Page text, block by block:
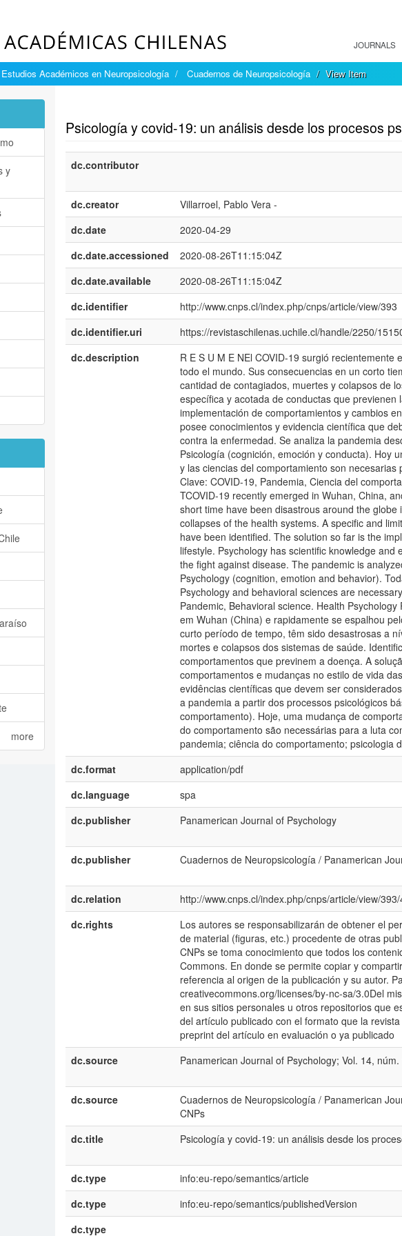
JOURNALS
Académicos en Neuropsicología Cuadernos de Neuropsicología View Item
Psicología y covid-19: un análisis desde los procesos
dc.contributor
dc.creator
Villarroel, Pablo Vera -
dc.date
2020-04-29
dc.date.accessioned
2020-08-26T11:15:04Z
dc.date.available
2020-08-26T11:15:04Z
dc.identifier
http://www.cnps.cl/index.php/cnps/article/view/393
dc.identifier.uri
https://revistaschilenas.uchile.cl/handle/2250/
dc.description
R E S U M E NEl COVID-19 surgió
todo el mundo. Sus consecuencias en un corto
cantidad de contagiados, muertes y colapsos de
específica y acotada de conductas que
implementación de comportamientos y cambios
posee conocimientos y evidencia científica que
contra la enfermedad. Se analiza la pandemia
Psicología (cognición, emoción y conducta). Hoy
y las ciencias del comportamiento son
Clave: COVID-19, Pandemia, Ciencia del
TCOVID-19 recently emerged in Wuhan, China,
short time have been disastrous around the
collapses of the health systems. A specific and
have been identified. The solution so far is the
lifestyle. Psychology has scientific knowledge
the fight against disease. The pandemic is
Psychology (cognition, emotion and behavior).
Psychology and behavioral sciences are
Pandemic, Behavioral science. Health
em Wuhan (China) e rapidamente se espalhou
curto período de tempo, têm sido desastrosas a
mortes e colapsos dos sistemas de saúde.
comportamentos que previnem a doença. A
comportamentos e mudanças no estilo de vida
evidências científicas que devem ser
a pandemia a partir dos processos psicológicos
comportamento). Hoje, uma mudança de
do comportamento são necessárias para a luta
pandemia; ciência do comportamento; psicologia
dc.format
application/pdf
dc.language
spa
dc.publisher
Panamerican Journal of Psychology
dc.publisher
Cuadernos de Neuropsicología / Panamerican
dc.relation
http://www.cnps.cl/index.php/cnps/article/view/
dc.rights
Los autores se responsabilizarán de obtener el
de material (figuras, etc.) procedente de otras
CNPs se toma conocimiento que todos los
Commons. En donde se permite copiar y
referencia al origen de la publicación y su autor.
creativecommons.org/licenses/by-nc-sa/3.0Del
en sus sitios personales u otros repositorios que
del artículo publicado con el formato que la
preprint del artículo en evaluación o ya publicado
dc.source Panamerican Journal of Psychology; Vol. 14,
dc.source
Cuadernos de Neuropsicología / Panamerican
CNPs
dc.title
Psicología y covid-19: un análisis desde los
dc.type
info:eu-repo/semantics/article
dc.type
info:eu-repo/semantics/publishedVersion
dc.type
y
more